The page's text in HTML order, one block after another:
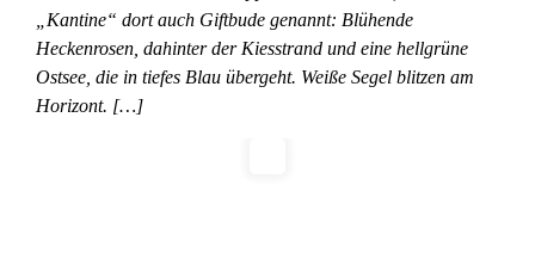
„Kantine“ dort auch Giftbude genannt: Blühende
Heckenrosen, dahinter der Kiesstrand und eine hellgrüne
Ostsee, die in tiefes Blau übergeht. Weiße Segel blitzen am
Horizont. […]